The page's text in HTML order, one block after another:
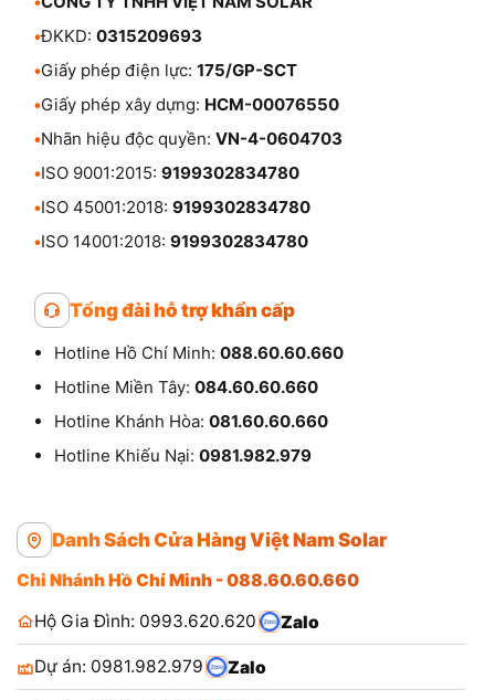
•ĐKKD: 0315209693
•Giấy phép điện lực: 175/GP-SCT
•Giấy phép xây dựng: HCM-00076550
•Nhãn hiệu độc quyền: VN-4-0604703
•ISO 9001:2015: 9199302834780
•ISO 45001:2018: 9199302834780
•ISO 14001:2018: 9199302834780
Tổng đài hỗ trợ khẩn cấp
Hotline Hồ Chí Minh: 088.60.60.660
Hotline Miền Tây: 084.60.60.660
Hotline Khánh Hòa: 081.60.60.660
Hotline Khiếu Nại: 0981.982.979
Danh Sách Cửa Hàng Việt Nam Solar
Chi Nhánh Hồ Chí Minh - 088.60.60.660
Hộ Gia Đình: 0993.620.620
Zalo
Dự án: 0981.982.979 Zalo